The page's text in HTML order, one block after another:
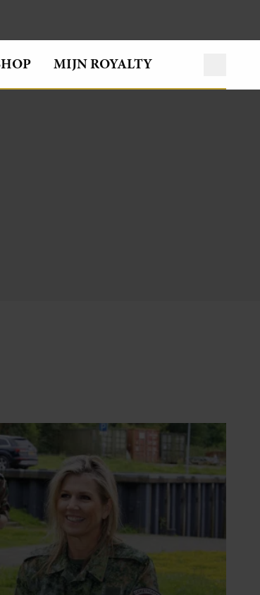
MIJN ROYALTY